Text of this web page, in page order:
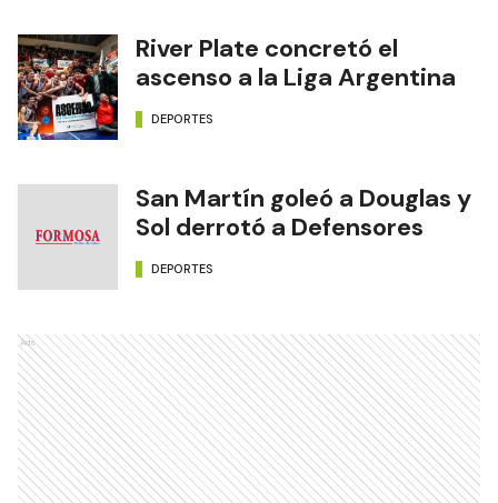
River Plate concretó el
ascenso a la Liga Argentina
DEPORTES
San Martín goleó a Douglas y
Sol derrotó a Defensores
DEPORTES
Ads